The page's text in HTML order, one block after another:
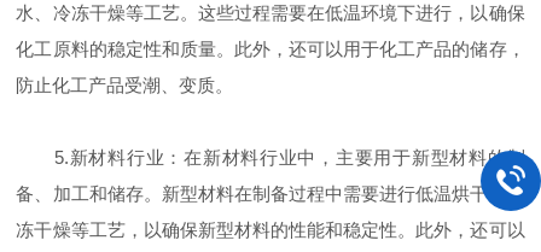
水、冷冻干燥等工艺。这些过程需要在低温环境下进行，以确保
化工原料的稳定性和质量。此外，还可以用于化工产品的储存，
防止化工产品受潮、变质。
5.新材料行业：在新材料行业中，主要用于新型材料的制
备、加工和储存。新型材料在制备过程中需要进行低温烘干、冷
冻干燥等工艺，以确保新型材料的性能和稳定性。此外，还可以